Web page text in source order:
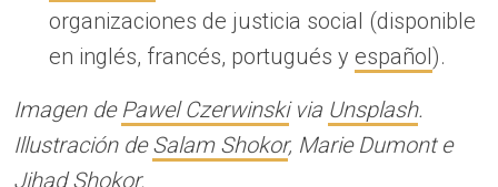
organizaciones de justicia social (disponible
en inglés, francés, portugués y español).
Imagen de Pawel Czerwinskivia Unsplash.
Illustración deSalam Shokor, Marie Dumont e
Jihad Shokor.